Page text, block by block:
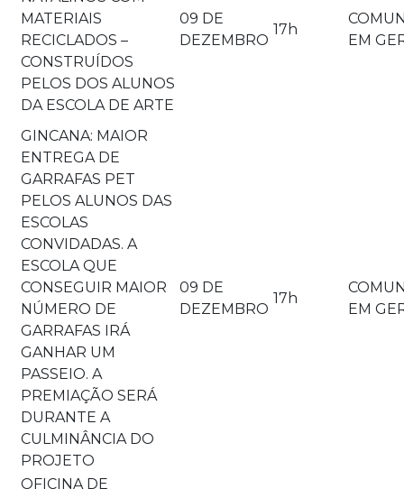
MATERIAIS
RECICLADOS –
CONSTRUÍDOS
PELOS DOS ALUNOS
DA ESCOLA DE ARTE
09 DE
DEZEMBRO
17h
EM
GINCANA: MAIOR
ENTREGA DE
GARRAFAS PET
PELOS ALUNOS DAS
ESCOLAS
CONVIDADAS. A
ESCOLA QUE
CONSEGUIR MAIOR
NÚMERO DE
GARRAFAS IRÁ
GANHAR UM
PASSEIO. A
PREMIAÇÃO SERÁ
DURANTE A
CULMINÂNCIA DO
PROJETO
09 DE
DEZEMBRO
17h
EM
OFICINA DE